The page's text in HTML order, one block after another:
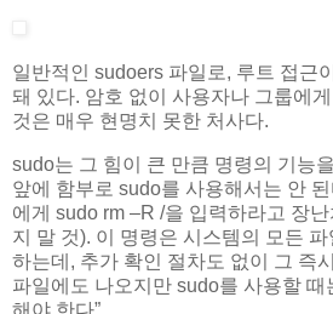
일반적인 sudoers 파일로, 루트 접근
돼 있다. 암호 없이 사용자나 그룹에
것은 매우 현명치 못한 처사다.
sudo는 그 힘이 큰 만큼 명령의 기능
앞에 함부로 sudo를 사용해서는 안
에게 sudo rm –R /을 입력하라고 장
지 말 것). 이 명령은 시스템의 모든
하는데, 추가 확인 절차도 없이 그 즉
파일에도 나오지만 sudo를 사용할 때
해야 한다”.